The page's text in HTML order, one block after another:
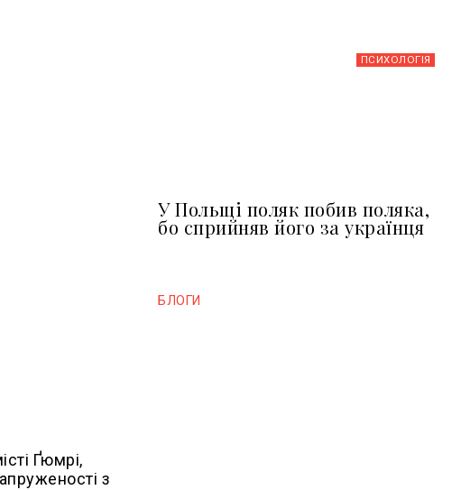
Ґюмрі,
з
ПСИХОЛОГІЯ
У Польщі поляк побив поляка,
бо сприйняв його за українця
БЛОГИ